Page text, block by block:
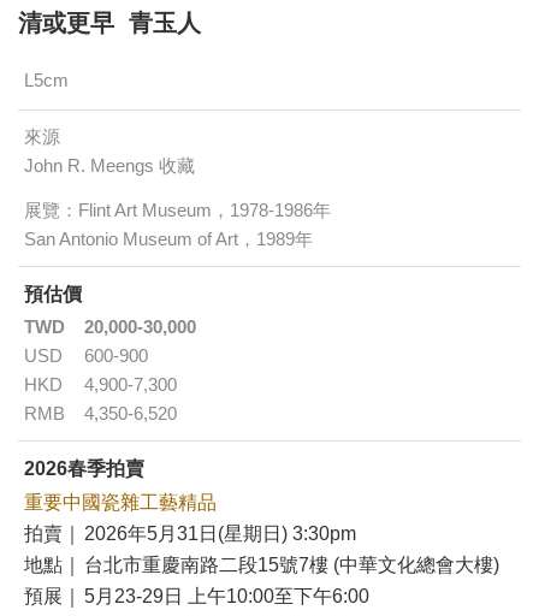
清或更早 青玉人
L5cm
來源
John R. Meengs 收藏
展覽：Flint Art Museum，1978-1986年
San Antonio Museum of Art，1989年
預估價
TWD
20,000-30,000
USD
600-900
HKD
4,900-7,300
RMB
4,350-6,520
2026春季拍賣
重要中國瓷雜工藝精品
拍賣｜
2026年5月31日(星期日) 3:30pm
地點｜
台北市重慶南路二段15號7樓 (中華文化總會大樓)
預展｜
5月23-29日 上午10:00至下午6:00